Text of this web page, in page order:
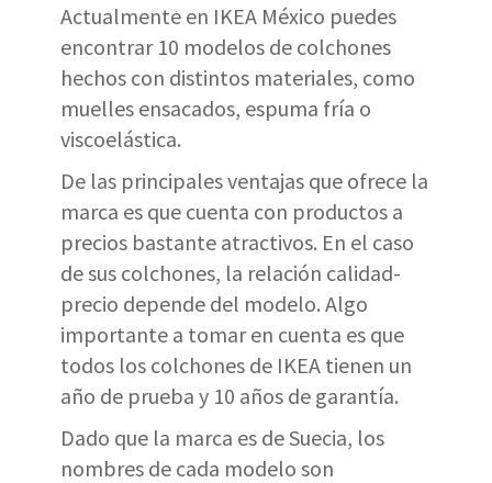
Actualmente en IKEA México puedes
encontrar 10 modelos de colchones
hechos con distintos materiales, como
muelles ensacados, espuma fría o
viscoelástica.
De las principales ventajas que ofrece la
marca es que cuenta con productos a
precios bastante atractivos. En el caso
de sus colchones, la relación calidad-
precio depende del modelo. Algo
importante a tomar en cuenta es que
todos los colchones de IKEA tienen un
año de prueba y 10 años de garantía.
Dado que la marca es de Suecia, los
nombres de cada modelo son